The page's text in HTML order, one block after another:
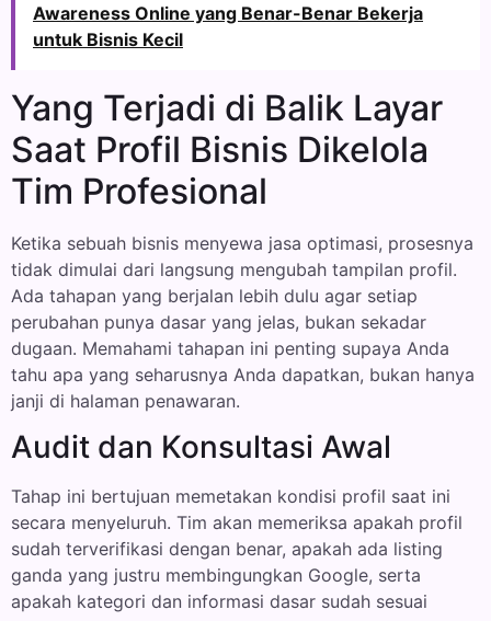
Awareness Online yang Benar-Benar Bekerja
untuk Bisnis Kecil
Yang Terjadi di Balik Layar
Saat Profil Bisnis Dikelola
Tim Profesional
Ketika sebuah bisnis menyewa jasa optimasi, prosesnya
tidak dimulai dari langsung mengubah tampilan profil.
Ada tahapan yang berjalan lebih dulu agar setiap
perubahan punya dasar yang jelas, bukan sekadar
dugaan. Memahami tahapan ini penting supaya Anda
tahu apa yang seharusnya Anda dapatkan, bukan hanya
janji di halaman penawaran.
Audit dan Konsultasi Awal
Tahap ini bertujuan memetakan kondisi profil saat ini
secara menyeluruh. Tim akan memeriksa apakah profil
sudah terverifikasi dengan benar, apakah ada listing
ganda yang justru membingungkan Google, serta
apakah kategori dan informasi dasar sudah sesuai